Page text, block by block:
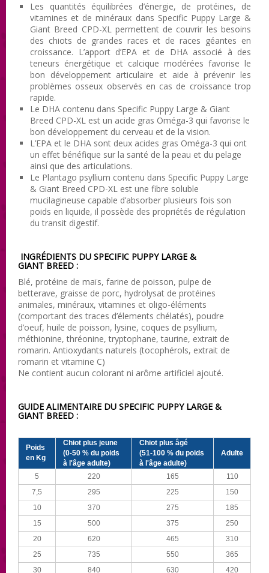
Les quantités équilibrées d’énergie, de protéines, de
vitamines et de minéraux dans Specific Puppy Large &
Giant Breed CPD-XL permettent de couvrir les besoins
des chiots de grandes races et de races géantes en
croissance. L’apport d’EPA et de DHA associé à des
teneurs énergétique et calcique modérées favorise le
bon développement articulaire et aide à prévenir les
problèmes osseux observés en cas de croissance trop
rapide.
Le DHA contenu dans Specific Puppy Large & Giant
Breed CPD-XL est un acide gras Oméga-3 qui favorise le
bon développement du cerveau et de la vision.
L’EPA et le DHA sont deux acides gras Oméga-3 qui ont
un effet bénéfique sur la santé de la peau et du pelage
ainsi que des articulations.
Le Plantago psyllium contenu dans Specific Puppy Large
& Giant Breed CPD-XL est une fibre soluble
mucilagineuse capable d’absorber plusieurs fois son
poids en liquide, il possède des propriétés de régulation
du transit digestif.
INGRÉDIENTS DU SPECIFIC PUPPY LARGE &
GIANT BREED :
Blé, protéine de maïs, farine de poisson, pulpe de
betterave, graisse de porc, hydrolysat de protéines
animales, minéraux, vitamines et oligo-éléments
(comportant des traces d’élements chélatés), poudre
d’oeuf, huile de poisson, lysine, coques de psyllium,
méthionine, thréonine, tryptophane, taurine, extrait de
romarin. Antioxydants naturels (tocophérols, extrait de
romarin et vitamine C)
Ne contient aucun colorant ni arôme artificiel ajouté.
GUIDE ALIMENTAIRE DU SPECIFIC PUPPY LARGE &
GIANT BREED :
Poids
en Kg
Chiot plus jeune
(0-50 % du poids
à l'âge adulte)
Chiot plus âgé
(51-100 % du poids
à l'âge adulte)
Adulte
5 220 165
110
7,5
295 225
150
10
370 275
185
15
500 375
250
20
620 465
310
25
735 550
365
30
840 630 420